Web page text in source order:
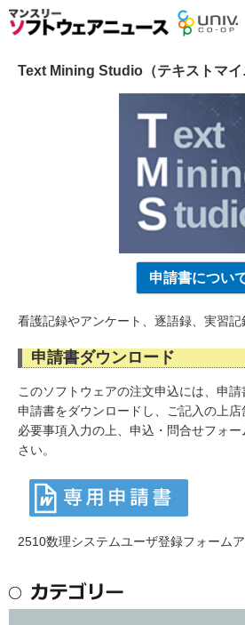
Text Mining Studio（テキストマイ
申請書につい
看護記録やアンケート、逐語録、実習記
申請書ダウンロード
このソフトウェアの注文申込には、申請
申請書をダウンロードし、ご記入の上店
必要事項入力の上、申込・問合せフォ
さい。
2510数理システムユーザ登録フォーム